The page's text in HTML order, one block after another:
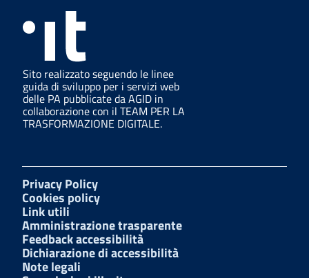
Sito realizzato seguendo le linee
guida di sviluppo per i servizi web
delle PA pubblicate da AGID in
collaborazione con il TEAM PER LA
TRASFORMAZIONE DIGITALE.
Privacy Policy
Cookies policy
Link utili
Amministrazione trasparente
Feedback accessibilità
Dichiarazione di accessibilità
Note legali